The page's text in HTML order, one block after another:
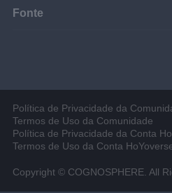
Fonte
Política de Privacidade da
Termos de Uso da Comunidade
Política de Privacidade da Conta
Termos de Uso da Conta
Copyright © COGNOSPHERE. All